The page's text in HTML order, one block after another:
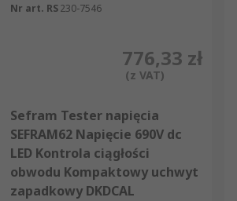
Nr art. RS230-7546
776,33 zł
(z VAT)
Sefram Tester napięcia
SEFRAM62 Napięcie 690V dc
LED Kontrola ciągłości
obwodu Kompaktowy uchwyt
zapadkowy DKDCAL